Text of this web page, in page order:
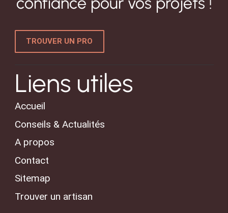
TROUVER UN PRO
Liens utiles
Accueil
Conseils & Actualités
A propos
Contact
Sitemap
Trouver un artisan